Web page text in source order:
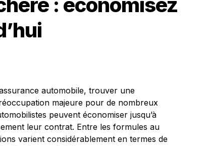
automobile, trouver une
majeure pour de nombreux
peuvent économiser jusqu’à
leur contrat. Entre les formules au
varient considérablement en termes de